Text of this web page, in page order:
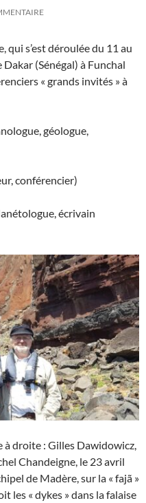
qui s’est déroulée du 11 au
(Sénégal) à Funchal
« grands invités » à
géologue,
conférencier)
écrivain
à droite : Gilles Dawidowicz,
Chandeigne, le 23 avril
de Madère, sur la « fajã »
les « dykes » dans la falaise